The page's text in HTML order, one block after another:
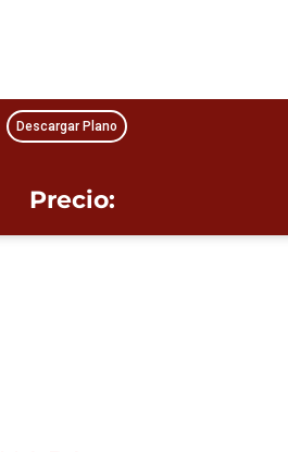
Descargar Plano
Precio: